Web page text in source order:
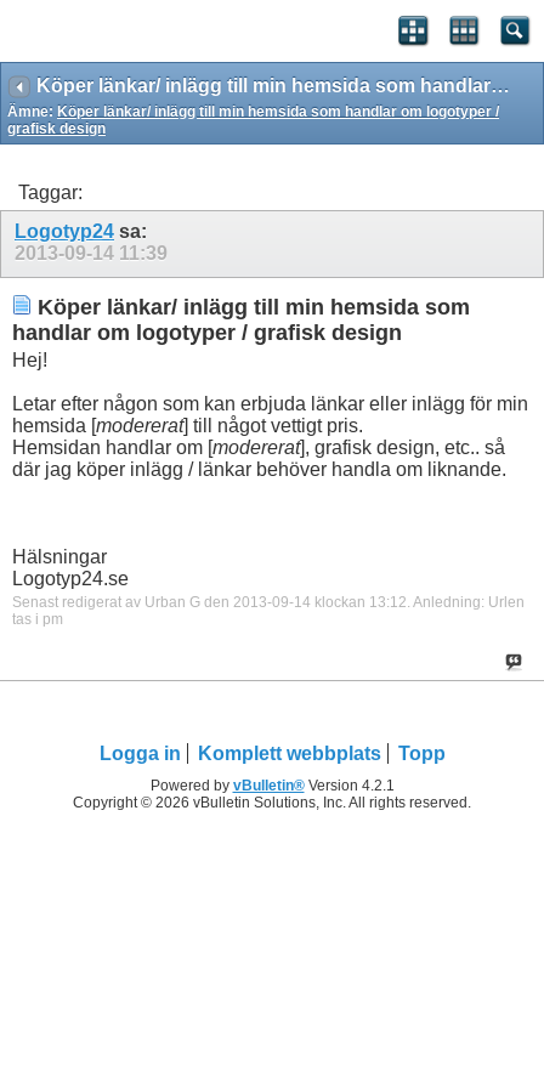
Köper länkar/ inlägg till min hemsida som handlar om logotyper / grafisk design
Ämne: Köper länkar/ inlägg till min hemsida som handlar om logotyper /
grafisk design
Taggar:
Logotyp24 sa:
2013-09-14 11:39
Köper länkar/ inlägg till min hemsida som
handlar om logotyper / grafisk design
Hej!
Letar efter någon som kan erbjuda länkar eller inlägg för min
hemsida [modererat] till något vettigt pris.
Hemsidan handlar om [modererat], grafisk design, etc.. så
där jag köper inlägg / länkar behöver handla om liknande.
Hälsningar
Logotyp24.se
Senast redigerat av Urban G den 2013-09-14 klockan 13:12. Anledning: Urlen
tas i pm
Logga in Komplett webbplats Topp
Powered by vBulletin®Version 4.2.1
Copyright © 2026 vBulletin Solutions, Inc. All rights reserved.